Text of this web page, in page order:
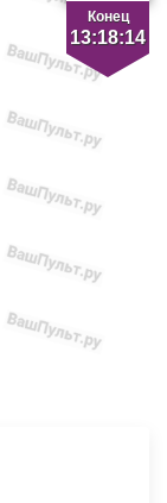
Конец
13:18:14